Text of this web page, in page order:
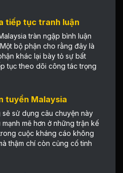
tiếp tục tranh luận
tràn ngập bình luận
bộ phận cho rằng đây là
khác lại bày tỏ sự bất
tục theo dõi công tác trọng
tuyển Malaysia
sử dụng câu chuyện này
mẽ hơn ở những trận kế
cuộc kháng cáo không
thậm chí còn củng cố tinh